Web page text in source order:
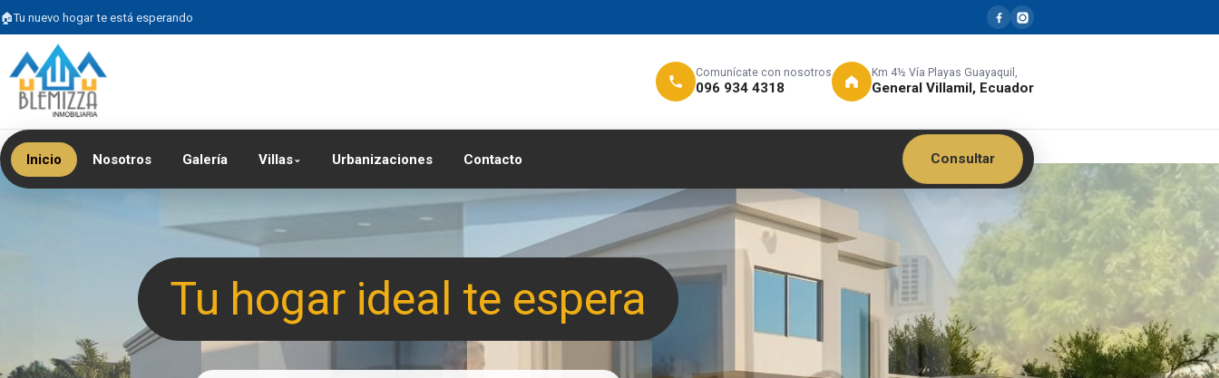
Tu nuevo hogar te está esperando
Comunícate con nosotros
096 934 4318
Km 4½ Vía Playas Guayaquil,
General Villamil, Ecuador
Inicio Nosotros Galería Villas⌄ Urbanizaciones Contacto Consultar
Tu hogar ideal te espera